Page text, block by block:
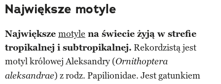
Największe motyle
Największe motyle na świecie żyją w strefie
tropikalnej i subtropikalnej. Rekordzistą jest
motyl królowej Aleksandry (Ornithoptera
aleksandrae) z rodz. Papilionidae. Jest gatunkiem